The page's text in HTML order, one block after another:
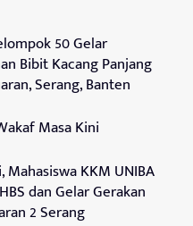
50 Gelar
Bibit Kacang Panjang
Serang, Banten
Masa Kini
KKM UNIBA
dan Gelar Gerakan
2 Serang